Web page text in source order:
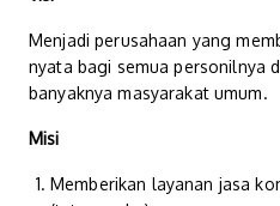
Menjadi perusahaan yang
nyata bagi semua personilnya
banyaknya masyarakat umum.
Misi
Memberikan layanan jasa